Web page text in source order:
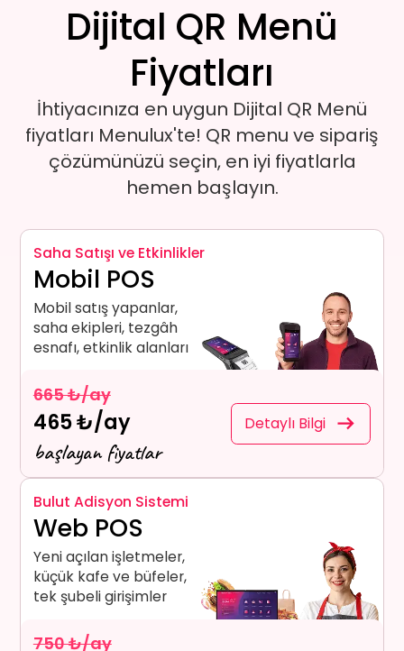
Dijital QR Menü
Fiyatları
İhtiyacınıza en uygun Dijital QR Menü
fiyatları Menulux'te! QR menu ve sipariş
çözümünüzü seçin, en iyi fiyatlarla
hemen başlayın.
Saha Satışı ve Etkinlikler
Mobil POS
Mobil satış yapanlar,
saha ekipleri, tezgâh
esnafı, etkinlik alanları
665 ₺/ay
465 ₺/ay
başlayan fiyatlar
Detaylı Bilgi
Bulut Adisyon Sistemi
Web POS
Yeni açılan işletmeler,
küçük kafe ve büfeler,
tek şubeli girişimler
750 ₺/ay